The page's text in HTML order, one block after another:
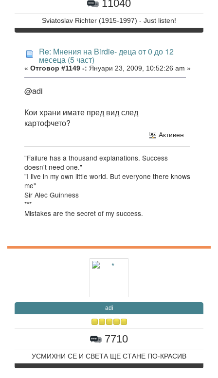
11040
Sviatoslav Richter (1915-1997) - Just listen!
Re: Мнения на Birdie- деца от 0 до 12
месеца (5 част)
« Отговор #1149 -: Януари 23, 2009, 10:52:26 am »
@adi
Кои храни имате пред вид след
картофчето?
Активен
"Failure has a thousand explanations. Success
doesn't need one."
"I live in my own little world. But everyone there knows
me"
Sir Alec Guinness
***
Mistakes are the secret of my success.
adi
7710
УСМИХНИ СЕ И СВЕТА ЩЕ СТАНЕ ПО-КРАСИВ